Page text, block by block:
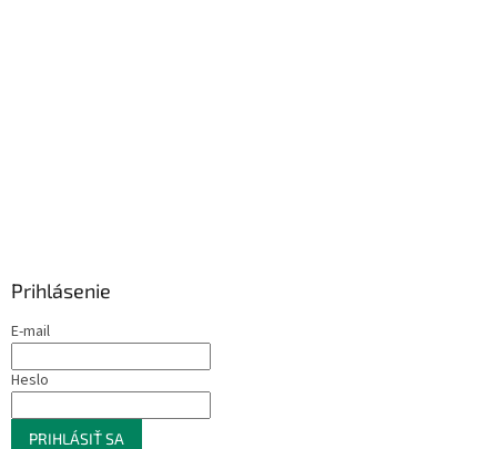
Prihlásenie
E-mail
Heslo
PRIHLÁSIŤ SA